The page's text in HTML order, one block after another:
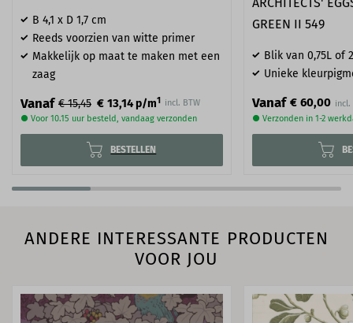
B 4,1 x D 1,7 cm
Reeds voorzien van witte primer
Makkelijk op maat te maken met een
zaag
Vanaf € 15,45 € 13,14p/m1 incl. BTW
● Voor 10.15 uur besteld, vandaag verzonden
BESTELLEN
GREEN II 549
Blik van 0,75L of
Unieke
Vanaf € 60,00
● Verzonden in 1-2
ANDERE INTERESSANTE PRODUCTEN
VOOR JOU